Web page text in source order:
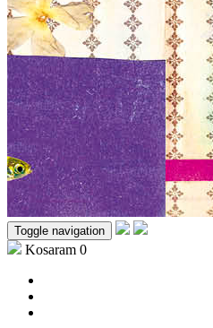
Toggle navigation
Kosaram 0